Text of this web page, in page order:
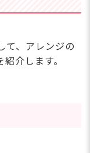
て、アレンジの
介します。